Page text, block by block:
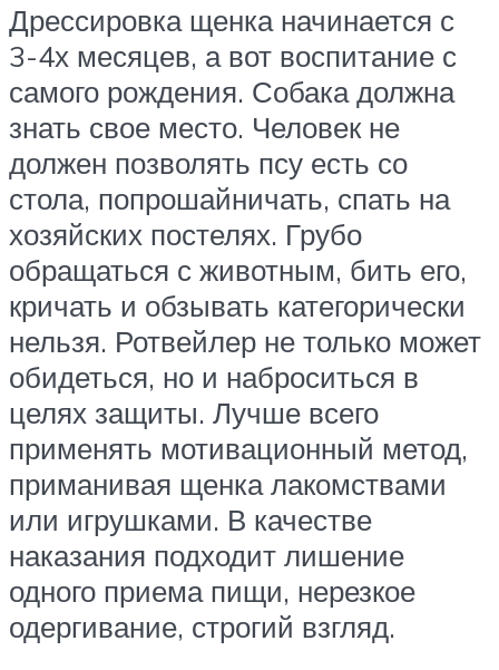
Дрессировка щенка начинается с
3-4х месяцев, а вот воспитание с
самого рождения. Собака должна
знать свое место. Человек не
должен позволять псу есть со
стола, попрошайничать, спать на
хозяйских постелях. Грубо
обращаться с животным, бить его,
кричать и обзывать категорически
нельзя. Ротвейлер не только может
обидеться, но и наброситься в
целях защиты. Лучше всего
применять мотивационный метод,
приманивая щенка лакомствами
или игрушками. В качестве
наказания подходит лишение
одного приема пищи, нерезкое
одергивание, строгий взгляд.